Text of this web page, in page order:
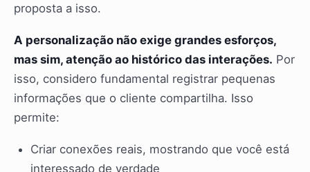
proposta a isso.
A personalização não exige grandes esforços,
mas sim, atenção ao histórico das interações. Por
isso, considero fundamental registrar pequenas
informações que o cliente compartilha. Isso
permite:
Criar conexões reais, mostrando que você está
interessado de verdade